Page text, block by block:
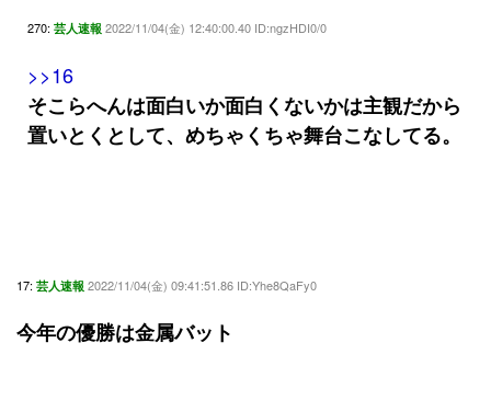
270: 芸人速報 2022/11/04(金) 12:40:00.40 ID:ngzHDI0/0
>>16
そこらへんは面白いか面白くないかは主観だから
置いとくとして、めちゃくちゃ舞台こなしてる。
17: 芸人速報 2022/11/04(金) 09:41:51.86 ID:Yhe8QaFy0
今年の優勝は金属バット